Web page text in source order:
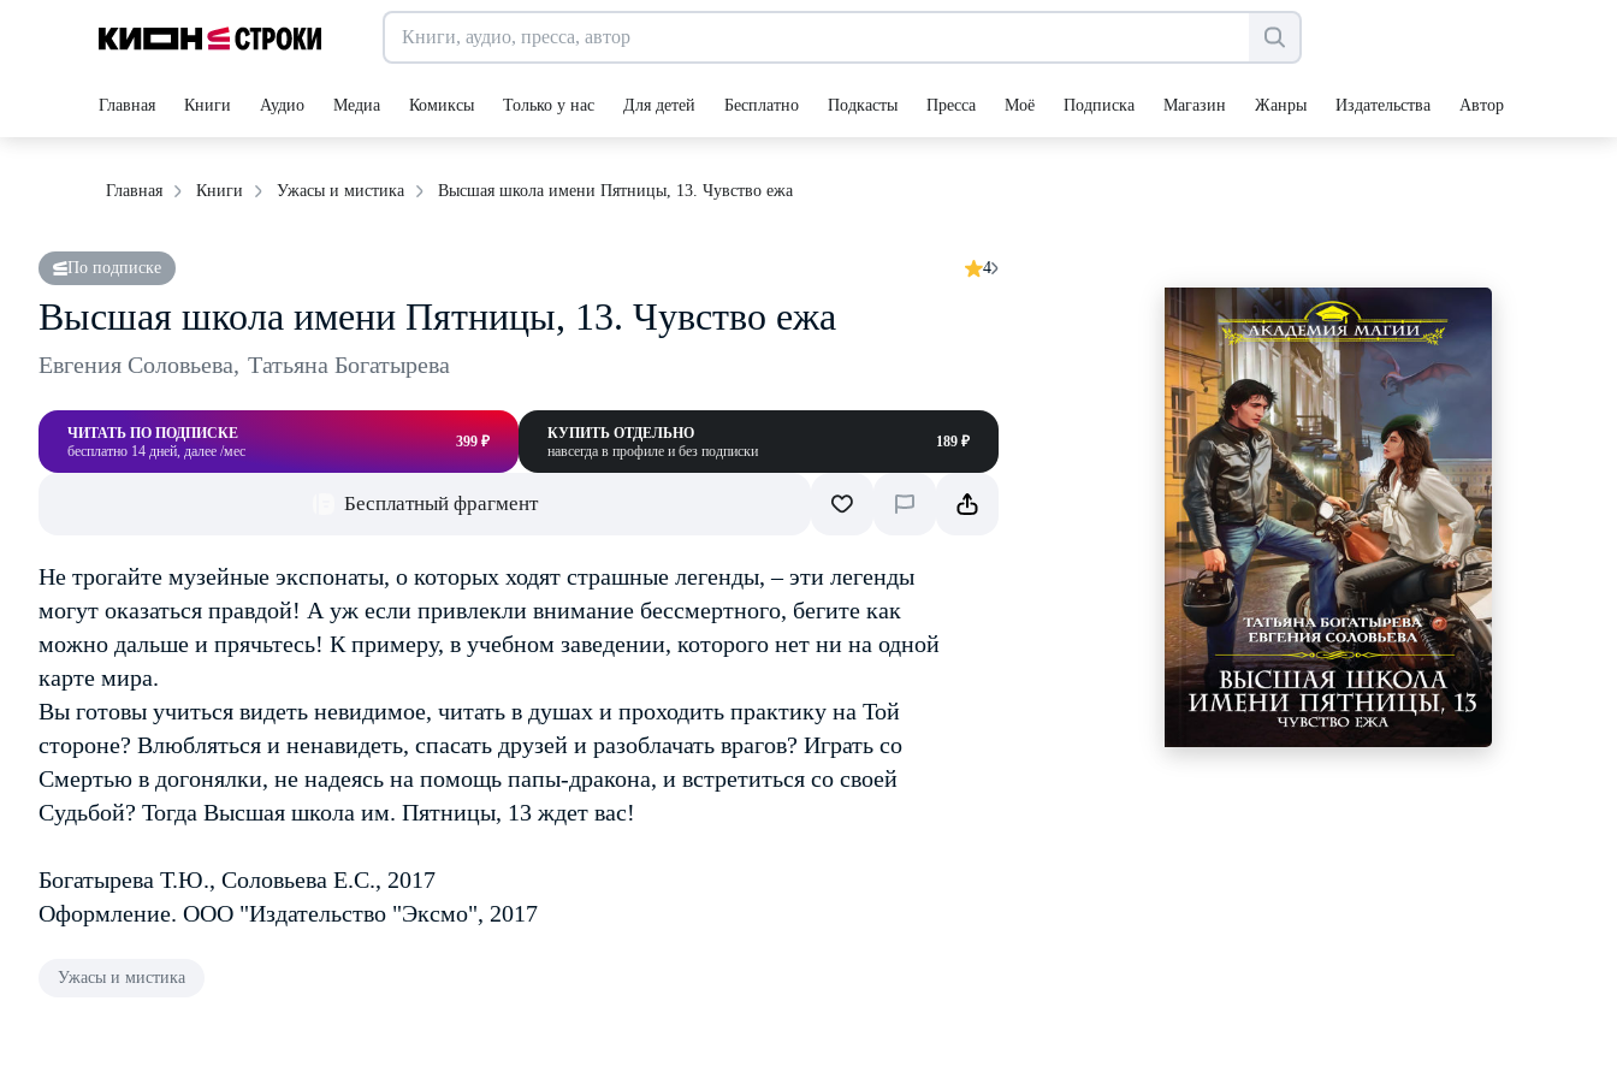
Главная Книги Аудио Медиа Комиксы Только у нас Для детей Бесплатно Подкасты Пресса Моё Подписка Магазин Жанры Издательства Авторы
Главная Книги Ужасы и мистика Высшая школа имени Пятницы, 13. Чувство ежа
По подписке 4
Высшая школа имени Пятницы, 13. Чувство ежа
Евгения Соловьева, Татьяна Богатырева
ЧИТАТЬ ПО ПОДПИСКЕ
бесплатно 14 дней, далее /мес
399 ₽
КУПИТЬ ОТДЕЛЬНО
навсегда в профиле и без подписки
189 ₽
Бесплатный фрагмент
Не трогайте музейные экспонаты, о которых ходят страшные легенды, – эти легенды
могут оказаться правдой! А уж если привлекли внимание бессмертного, бегите как
можно дальше и прячьтесь! К примеру, в учебном заведении, которого нет ни на одной
карте мира.
Вы готовы учиться видеть невидимое, читать в душах и проходить практику на Той
стороне? Влюбляться и ненавидеть, спасать друзей и разоблачать врагов? Играть со
Смертью в догонялки, не надеясь на помощь папы-дракона, и встретиться со своей
Судьбой? Тогда Высшая школа им. Пятницы, 13 ждет вас!
Богатырева Т.Ю., Соловьева Е.С., 2017
Оформление. ООО "Издательство "Эксмо", 2017
Ужасы и мистика